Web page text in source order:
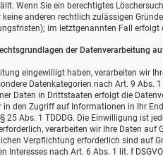
Wenn Sie ein berechtigtes
keine anderen rechtlich zulässigen
im letztgenannten Fall erfolgt
der Datenverarbeitung
eingewilligt haben, verarbeiten wir
Datenkategorien nach Art. 9
Daten in Drittstaaten erfolgt die
in den Zugriff auf Informationen in Ihr
25 Abs. 1 TDDDG. Die Einwilligung ist
verarbeiten wir Ihre Daten auf
Verpflichtung erforderlich sind auf
Interesses nach Art. 6 Abs. 1 lit. f